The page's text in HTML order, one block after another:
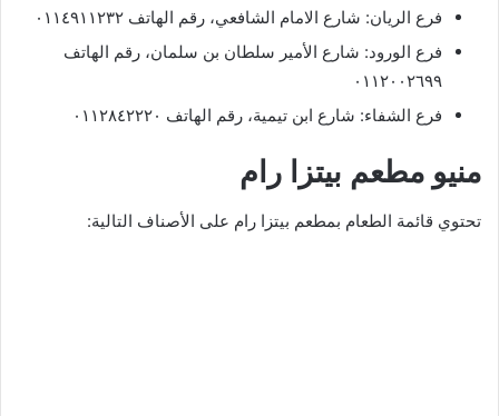
فرع الريان: شارع الامام الشافعي، رقم الهاتف ٠١١٤٩١١٢٣٢
فرع الورود: شارع الأمير سلطان بن سلمان، رقم الهاتف
٠١١٢٠٠٢٦٩٩
فرع الشفاء: شارع ابن تيمية، رقم الهاتف ٠١١٢٨٤٢٢٢٠
منيو مطعم بيتزا رام
تحتوي قائمة الطعام بمطعم بيتزا رام على الأصناف التالية: